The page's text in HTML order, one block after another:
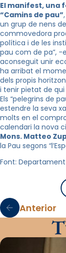
El manifest, una
“Camins de pau”
un grup de nens
commovedora
política i de les
pau com de pa”, -
aconseguit unir
ha arribat el
dels propis
i tenir pietat de qui
Els “pelegrins de
estendre la seva
molts en el
calendari la nova
Mons. Matteo
la Pau segons
Font:
Anterior